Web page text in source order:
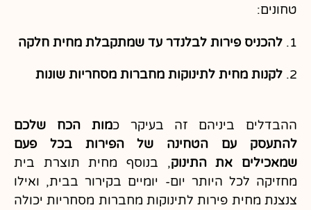
טחונים:
1. להכניס פירות לבלנדר עד שמתקבלת מחית חלקה
2. לקנות מחית לתינוקות מחברות מסחריות שונות
ההבדלים ביניהם זה בעיקר כמות הכח שלכם
להתעסק עם הטחינה של הפירות בכל פעם
שמאכילים את התינוק, בנוסף מחית תוצרת בית
מחזיקה לכל היותר יום- יומיים בקירור בבית, ואילו
צנצנת מחית פירות לתינוקות מחברות מסחריות יכולה